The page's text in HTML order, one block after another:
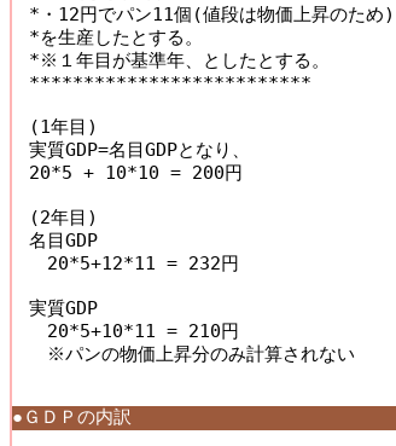
*・12円でパン11個(値段は物価上昇のため)
*を生産したとする。
*※１年目が基準年、としたとする。
**************************
(1年目)
実質GDP=名目GDPとなり、
20*5 + 10*10 = 200円
(2年目)
名目GDP
20*5+12*11 = 232円
実質GDP
20*5+10*11 = 210円
※パンの物価上昇分のみ計算されない
●ＧＤＰの内訳